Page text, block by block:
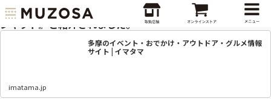
イマタマにて『ショコラティエエレガンスが贈る、バレンタイ
ンギフト』と紹介されました。
多摩のイベント・おでかけ・アウトドア・グルメ情報
サイト | イマタマ
imatama.jp